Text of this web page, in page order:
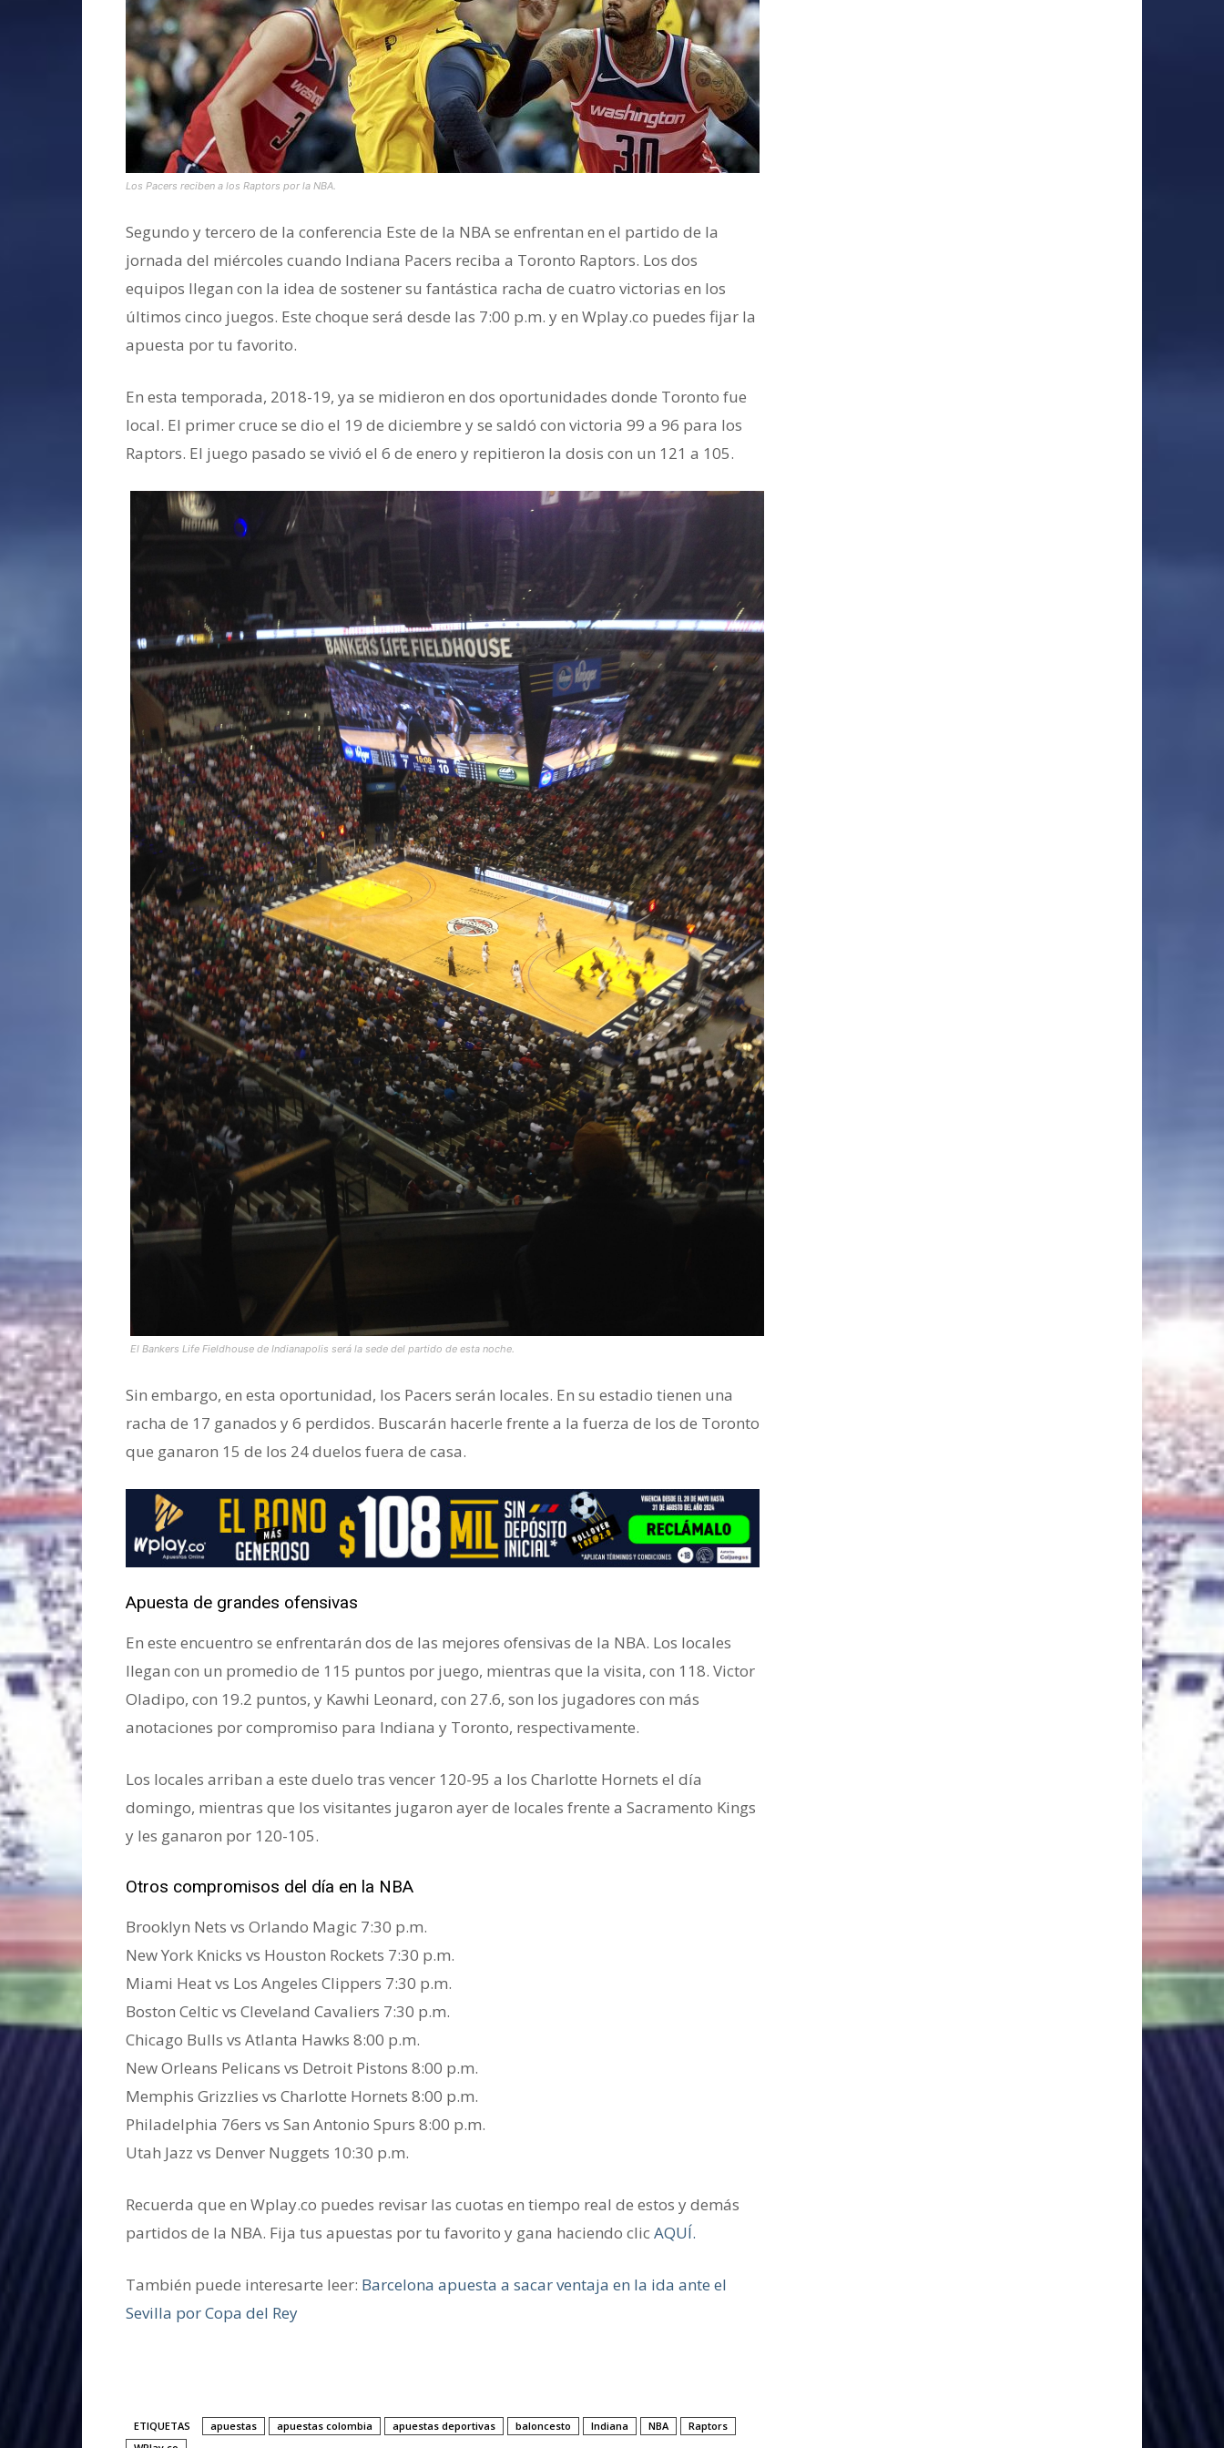
Los Pacers reciben a los Raptors por la NBA.
Segundo y tercero de la conferencia Este de la NBA se enfrentan en el partido de la
jornada del miércoles cuando Indiana Pacers reciba a Toronto Raptors. Los dos
equipos llegan con la idea de sostener su fantástica racha de cuatro victorias en los
últimos cinco juegos. Este choque será desde las 7:00 p.m. y en Wplay.co puedes fijar la
apuesta por tu favorito.
En esta temporada, 2018-19, ya se midieron en dos oportunidades donde Toronto fue
local. El primer cruce se dio el 19 de diciembre y se saldó con victoria 99 a 96 para los
Raptors. El juego pasado se vivió el 6 de enero y repitieron la dosis con un 121 a 105.
El Bankers Life Fieldhouse de Indianapolis será la sede del partido de esta noche.
Sin embargo, en esta oportunidad, los Pacers serán locales. En su estadio tienen una
racha de 17 ganados y 6 perdidos. Buscarán hacerle frente a la fuerza de los de Toronto
que ganaron 15 de los 24 duelos fuera de casa.
Apuesta de grandes ofensivas
En este encuentro se enfrentarán dos de las mejores ofensivas de la NBA. Los locales
llegan con un promedio de 115 puntos por juego, mientras que la visita, con 118. Victor
Oladipo, con 19.2 puntos, y Kawhi Leonard, con 27.6, son los jugadores con más
anotaciones por compromiso para Indiana y Toronto, respectivamente.
Los locales arriban a este duelo tras vencer 120-95 a los Charlotte Hornets el día
domingo, mientras que los visitantes jugaron ayer de locales frente a Sacramento Kings
y les ganaron por 120-105.
Otros compromisos del día en la NBA
Brooklyn Nets vs Orlando Magic 7:30 p.m.
New York Knicks vs Houston Rockets 7:30 p.m.
Miami Heat vs Los Angeles Clippers 7:30 p.m.
Boston Celtic vs Cleveland Cavaliers 7:30 p.m.
Chicago Bulls vs Atlanta Hawks 8:00 p.m.
New Orleans Pelicans vs Detroit Pistons 8:00 p.m.
Memphis Grizzlies vs Charlotte Hornets 8:00 p.m.
Philadelphia 76ers vs San Antonio Spurs 8:00 p.m.
Utah Jazz vs Denver Nuggets 10:30 p.m.
Recuerda que en Wplay.co puedes revisar las cuotas en tiempo real de estos y demás
partidos de la NBA. Fija tus apuestas por tu favorito y gana haciendo clic AQUÍ.
También puede interesarte leer: Barcelona apuesta a sacar ventaja en la ida ante el
Sevilla por Copa del Rey
ETIQUETAS apuestas apuestas colombia apuestas deportivas baloncesto Indiana NBA
Raptors